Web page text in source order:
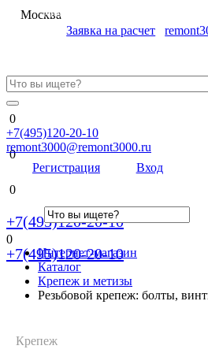
Москва
Заявка на расчет
0
0
0
+7(495)120-20-10
+7(495)120-20-10
remont3000@remont3000.ru
Меню
Регистрация Вход
0
+7(495)120-20-10
Интернет-магазин
Каталог
Крепеж и метизы
Резьбовой крепеж: болты,
Крепеж